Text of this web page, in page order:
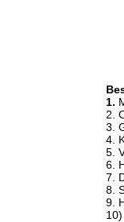
1.
2.
3.
4.
5.
6.
7.
8.
9.